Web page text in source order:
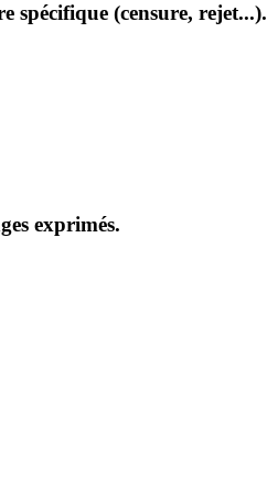
spécifique (censure, rejet...).
exprimés.